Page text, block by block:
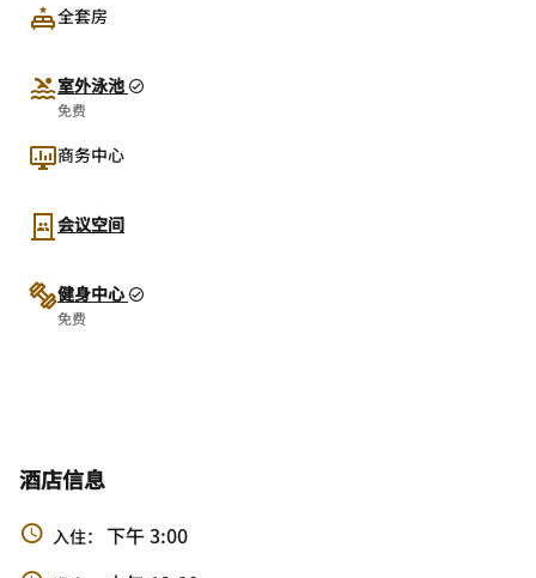
全套房
室外泳池
免费
商务中心
会议空间
健身中心
免费
酒店信息
入住： 下午 3:00